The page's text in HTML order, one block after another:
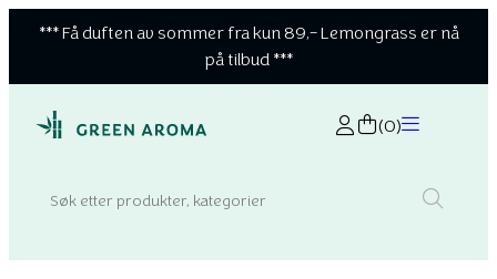
*** Få duften av sommer fra kun 89,- Lemongrass er nå
på tilbud ***
(0)
Search: